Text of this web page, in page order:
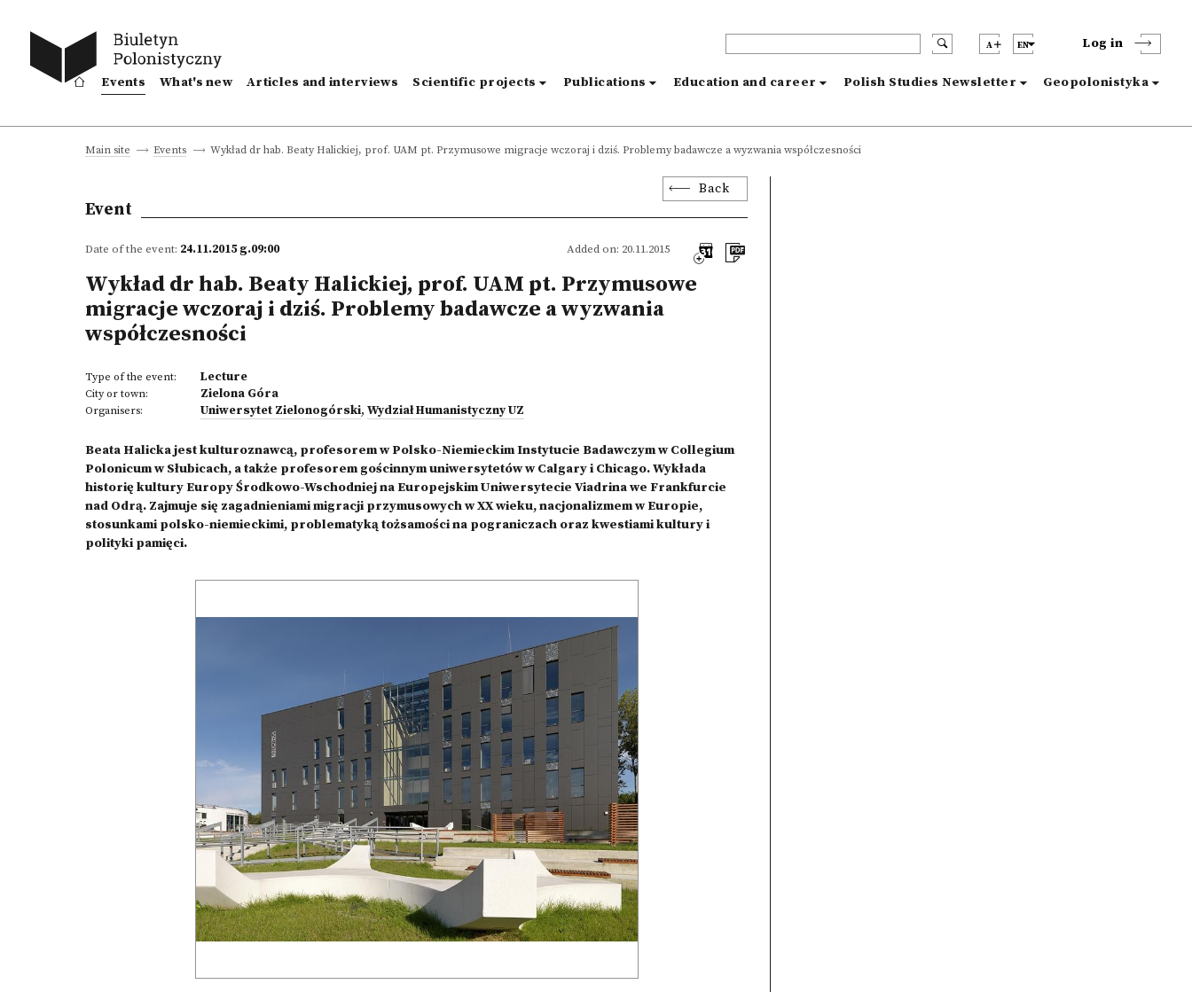
A EN Log in
Events What's new Articles and interviews Scientific projects Publications Education and career Polish Studies Newsletter Geopolonistyka
Main site Events Wykład dr hab. Beaty Halickiej, prof. UAM pt. Przymusowe migracje wczoraj i dziś. Problemy badawcze a wyzwania współczesności
Back
Event
Date of the event: 24.11.2015 g.09:00 Added on: 20.11.2015
Wykład dr hab. Beaty Halickiej, prof. UAM pt. Przymusowe
migracje wczoraj i dziś. Problemy badawcze a wyzwania
współczesności
Type of the event: Lecture
City or town: Zielona Góra
Organisers: Uniwersytet Zielonogórski, Wydział Humanistyczny UZ
Beata Halicka jest kulturoznawcą, profesorem w Polsko-Niemieckim Instytucie Badawczym w Collegium
Polonicum w Słubicach, a także profesorem gościnnym uniwersytetów w Calgary i Chicago. Wykłada
historię kultury Europy Środkowo-Wschodniej na Europejskim Uniwersytecie Viadrina we Frankfurcie
nad Odrą. Zajmuje się zagadnieniami migracji przymusowych w XX wieku, nacjonalizmem w Europie,
stosunkami polsko-niemieckimi, problematyką tożsamości na pograniczach oraz kwestiami kultury i
polityki pamięci.